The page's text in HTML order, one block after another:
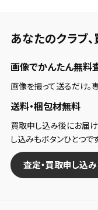
あなたのクラブ、
画像でかんたん無料
画像を撮って送るだけ。
送料・梱包材無料
買取申し込み後にお届
し込みもボタンひとつです
査定・買取申し込み